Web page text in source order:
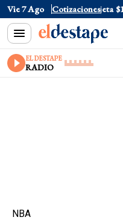
Vie 7 Ago Cotizaciones
$1520 Dólar Tarjeta $1976
EL DESTAPE
RADIO
NBA